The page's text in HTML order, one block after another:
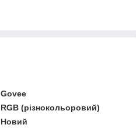
Govee
RGB (різнокольоровий)
Новий